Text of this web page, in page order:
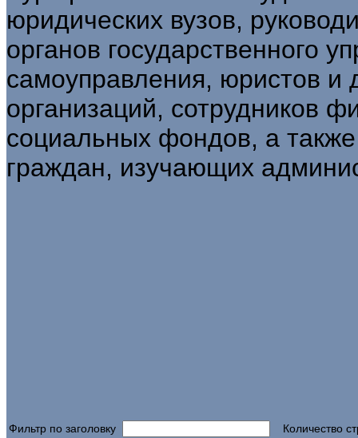
юридических вузов,
органов государственного
самоуправления, юристов и
организаций, сотрудников
социальных фондов, а
граждан, изучающих
Фильтр по заголовку
Количество